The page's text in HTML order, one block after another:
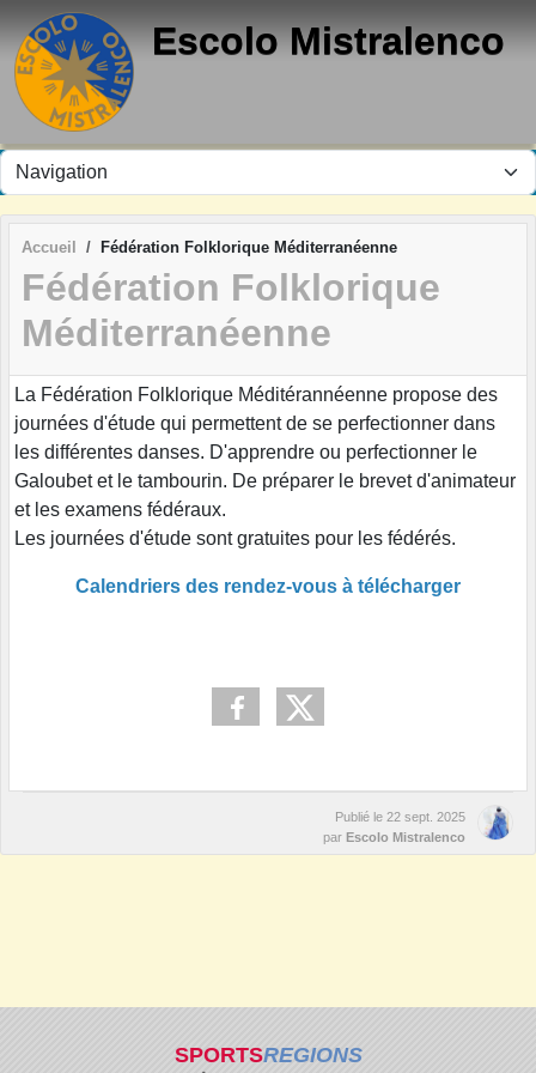
Escolo Mistralenco
Accueil Fédération Folklorique Méditerranéenne
Fédération Folklorique
Méditerranéenne
La Fédération Folklorique Méditérannéenne propose des
journées d'étude qui permettent de se perfectionner dans
les différentes danses. D'apprendre ou perfectionner le
Galoubet et le tambourin. De préparer le brevet d'animateur
et les examens fédéraux.
Les journées d'étude sont gratuites pour les fédérés.
Calendriers des rendez-vous à télécharger
Publié le 22 sept. 2025
par Escolo Mistralenco
SPORTSREGIONS
Panneau de gestion des cookies